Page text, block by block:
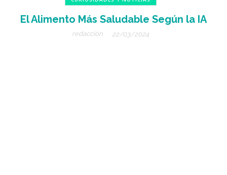
El Alimento Más Saludable Según la IA
redacción 22/03/2024